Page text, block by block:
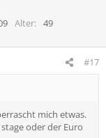
Alter
49
#17
mich etwas.
oder der Euro